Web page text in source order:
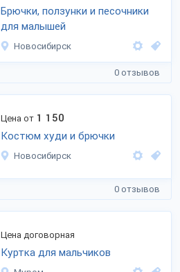
Брючки, ползунки и песочники
для малышей
Новосибирск
0 отзывов
Цена от 1 150
Костюм худи и брючки
Новосибирск
0 отзывов
Цена договорная
Куртка для мальчиков